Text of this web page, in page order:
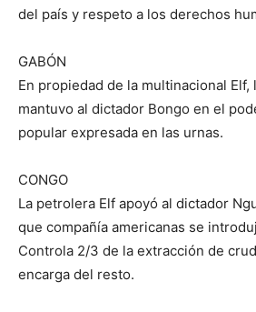
del país y respeto a los derechos
GABÓN
En propiedad de la multinacional
mantuvo al dictador Bongo en el
popular expresada en las urnas.
CONGO
La petrolera Elf apoyó al dictador
que compañía americanas se
Controla 2/3 de la extracción de
encarga del resto.